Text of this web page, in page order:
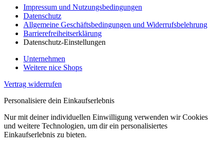
Impressum und Nutzungsbedingungen
Datenschutz
Allgemeine Geschäftsbedingungen und Widerrufsbelehrung
Barrierefreiheitserklärung
Datenschutz-Einstellungen
Unternehmen
Weitere nice Shops
Vertrag widerrufen
Personalisiere dein Einkaufserlebnis
Nur mit deiner individuellen Einwilligung verwenden wir Cookies
und weitere Technologien, um dir ein personalisiertes
Einkaufserlebnis zu bieten.